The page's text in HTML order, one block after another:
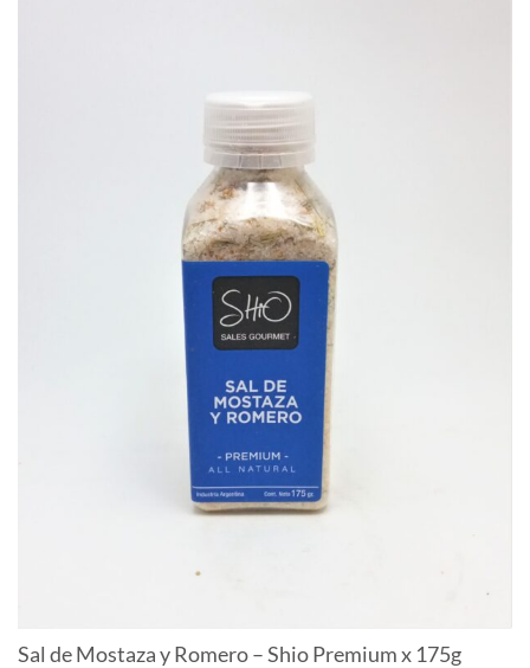
Sal de Mostaza y Romero – Shio Premium x 175g